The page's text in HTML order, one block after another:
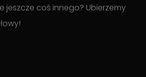
jeszcze coś innego? Ubierzemy